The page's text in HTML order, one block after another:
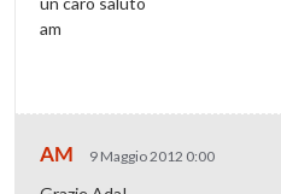
am
AM 9 Maggio 2012 0:00